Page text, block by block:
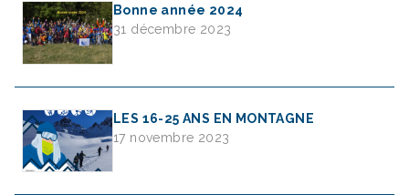
Bonne année 2024
31 décembre 2023
LES 16-25 ANS EN MONTAGNE
17 novembre 2023